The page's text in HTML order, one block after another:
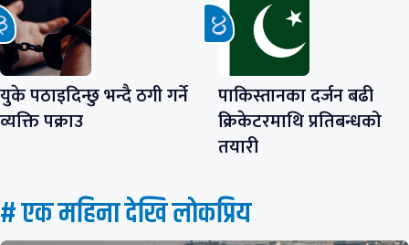
युके पठाइदिन्छु भन्दै ठगी गर्ने
व्यक्ति पक्राउ
पाकिस्तानका दर्जन बढी
क्रिकेटरमाथि प्रतिबन्धको
तयारी
# एक महिना देखि लाेकप्रिय